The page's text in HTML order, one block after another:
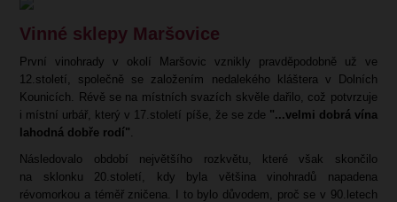
Vinné sklepy Maršovice
První vinohrady v okolí Maršovic vznikly pravděpodobně už ve
12.století, společně se založením nedalekého kláštera v Dolních
Kounicích. Révě se na místních svazích skvěle dařilo, což potvrzuje
i místní urbář, který v 17.století píše, že se zde "...velmi dobrá vína
lahodná dobře rodí"
Následovalo období největšího rozkvětu, které však skončilo
na sklonku 20.století, kdy byla většina vinohradů napadena
révomorkou a téměř zničena. I to bylo důvodem, proč se v 90.letech